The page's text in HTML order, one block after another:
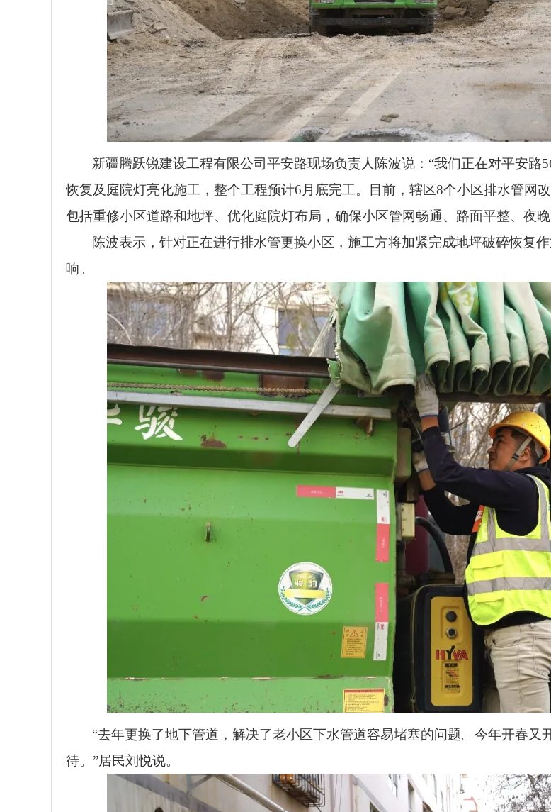
新疆腾跃锐建设工程有限公司平安路现场负责人陈波说：“我们正在对平安
恢复及庭院灯亮化施工，整个工程预计6月底完工。目前，辖区8个小区排水管网改
包括重修小区道路和地坪、优化庭院灯布局，确保小区管网畅通、路面平整、夜
陈波表示，针对正在进行排水管更换小区，施工方将加紧完成地坪破碎恢复
响。
“去年更换了地下管道，解决了老小区下水管道容易堵塞的问题。今年开春
待。”居民刘悦说。